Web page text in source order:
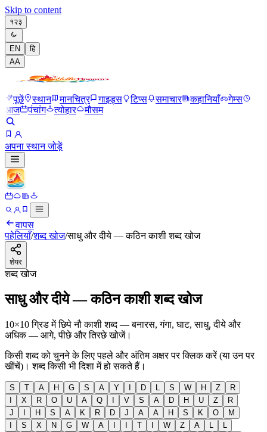
Skip to content
१२३
EN
हि
AA
पूछें स्थान मानचित्र गाइड्स टिप्स समाचार कहानियाँ
गेम्स
आज
पंचांग त्योहार मौसम
अपना स्थान जोड़ें
वापस
पहेलियाँ/शब्द खोज/साधु और दीये — कठिन काशी शब्द खोज
शेयर
शब्द खोज
साधु और दीये — कठिन काशी शब्द खोज
10×10 ग्रिड में छिपे नौ काशी शब्द — बनारस, गंगा, घाट, साधु, दीये और
अधिक — आगे, पीछे और तिरछे खोजें।
किसी शब्द को चुनने के लिए पहले और अंतिम अक्षर पर क्लिक करें (या उन पर
खींचें)। शब्द किसी भी दिशा में हो सकते हैं।
S T A H G S A Y D S W H Z
R
X R O U A Q V S A D H U Z
R
J
H S A K R D J A A H S K O
M
S X N G W A T W Z A